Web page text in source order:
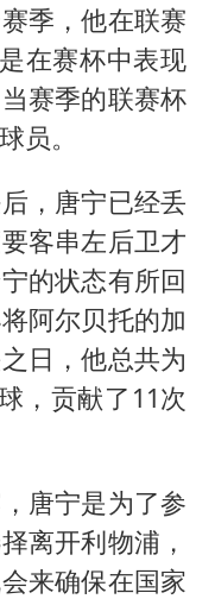
季，他在联赛
在赛杯中表现
赛季的联赛杯
员。
，唐宁已经丢
客串左后卫才
的状态有所回
阿尔贝托的加
日，他总共为
，贡献了11次
唐宁是为了参
离开利物浦，
来确保在国家